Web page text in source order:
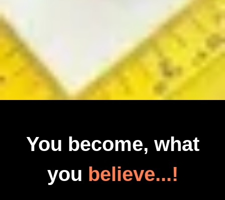
You become, what
you believe...!